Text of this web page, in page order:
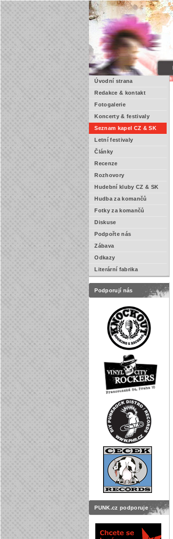
Úvodní strana
Redakce & kontakt
Fotogalerie
Koncerty & festivaly
Seznam kapel CZ & SK
Letní festivaly
Články
Recenze
Rozhovory
Hudební kluby CZ & SK
Hudba za komančů
Fotky za komančů
Diskuse
Podpořte nás
Zábava
Odkazy
Literární fabrika
Podporují nás
PUNK.cz podporuje